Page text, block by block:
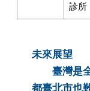
診所
未來展望
臺灣是全
都臺北市也